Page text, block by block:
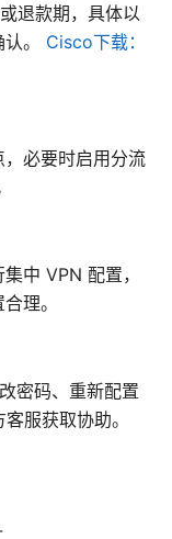
退款期，具体以
。 Cisco下载：
必要时启用分流
中 VPN 配置，
理。
密码、重新配置
服获取协助。